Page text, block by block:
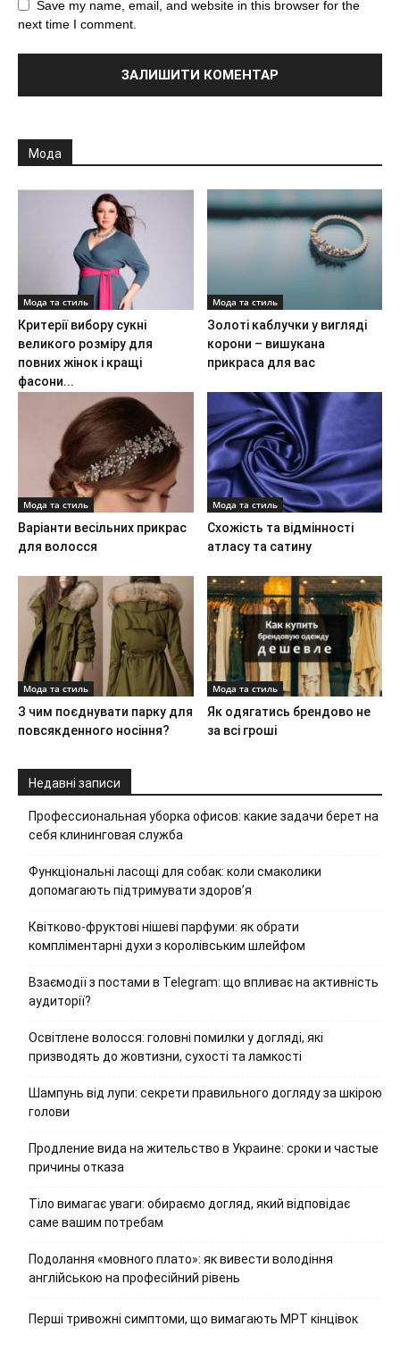
Save my name, email, and website in this browser for the
next time I comment.
Мода
Мода та стиль
Критерії вибору сукні
великого розміру для
повних жінок і кращі
фасони...
Мода та стиль
Золоті каблучки у вигляді
корони – вишукана
прикраса для вас
Мода та стиль
Варіанти весільних прикрас
для волосся
Мода та стиль
Схожість та відмінності
атласу та сатину
Мода та стиль
З чим поєднувати парку для
повсякденного носіння?
Мода та стиль
Як одягатись брендово не
за всі гроші
Недавні записи
Профессиональная уборка офисов: какие задачи берет на
себя клининговая служба
Функціональні ласощі для собак: коли смаколики
допомагають підтримувати здоров’я
Квітково-фруктові нішеві парфуми: як обрати
компліментарні духи з королівським шлейфом
Взаємодії з постами в Telegram: що впливає на активність
аудиторії?
Освітлене волосся: головні помилки у догляді, які
призводять до жовтизни, сухості та ламкості
Шампунь від лупи: секрети правильного догляду за шкірою
голови
Продление вида на жительство в Украине: сроки и частые
причины отказа
Тіло вимагає уваги: обираємо догляд, який відповідає
саме вашим потребам
Подолання «мовного плато»: як вивести володіння
англійською на професійний рівень
Перші тривожні симптоми, що вимагають МРТ кінцівок